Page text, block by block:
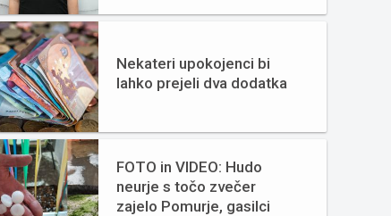
Nekateri upokojenci bi
lahko prejeli dva dodatka
FOTO in VIDEO: Hudo
neurje s točo zvečer
zajelo Pomurje, gasilci